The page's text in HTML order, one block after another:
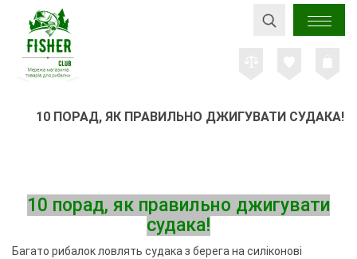
10 ПОРАД, ЯК ПРАВИЛЬНО ДЖИГУВАТИ СУДАКА!
10 порад, як правильно джигувати
судака!
Багато рибалок ловлять судака з берега на силіконові